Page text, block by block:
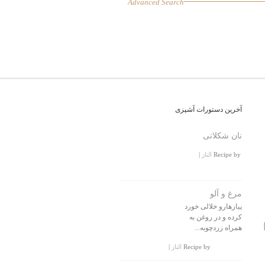
Advanced Search
آخرین دستورات آشپزی
نان شکلاتی
Recipe by الناز |
مرغ و آلو
پیازهارو خلالی خورد
کرده و در روغن به
همراه زردچوبه...
Recipe by الناز |